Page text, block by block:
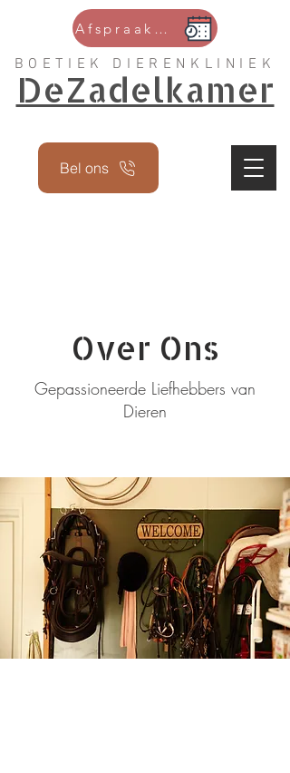
Bel ons
DeZadelkamer
BOETIEK DIERENKLINIEK
Afspraak maken
Over Ons
Gepassioneerde Liefhebbers van
Dieren